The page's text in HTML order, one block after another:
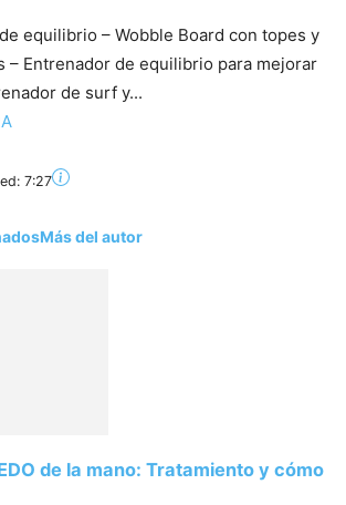
equilibrio – Wobble Board con topes y
– Entrenador de equilibrio para mejorar
de surf y...
7:27
Más del autor
de la mano: Tratamiento y cómo